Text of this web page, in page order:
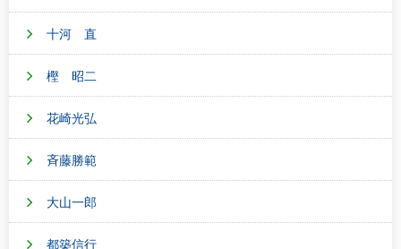
十河 直
樫 昭二
花崎光弘
斉藤勝範
大山一郎
都築信行